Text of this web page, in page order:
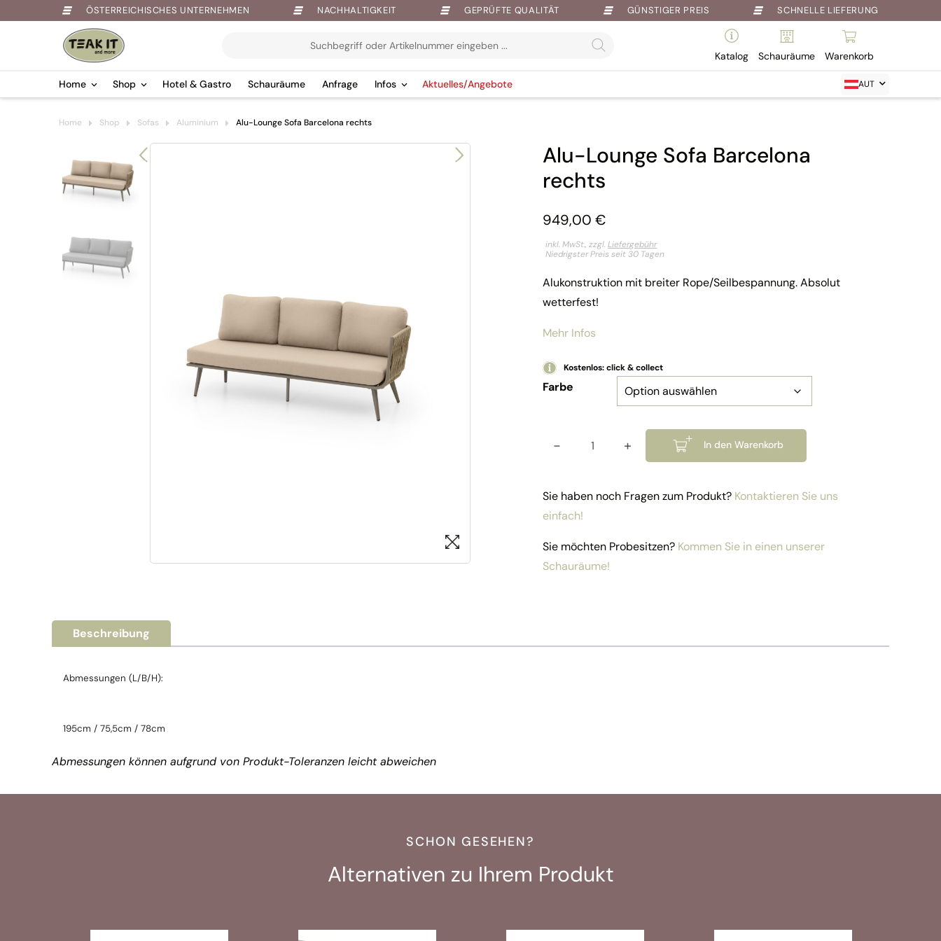
ÖSTERREICHISCHES UNTERNEHMEN NACHHALTIGKEIT GEPRÜFTE QUALITÄT GÜNSTIGER PREIS SCHNELLE LIEFERUNG
Katalog Schauräume Warenkorb
Home Shop Hotel & Gastro Schauräume Anfrage Infos Aktuelles/Angebote AUT
Home Shop Sofas Aluminium Alu-Lounge Sofa Barcelona rechts
Alu-Lounge Sofa Barcelona
rechts
949,00 €
inkl. MwSt., zzgl. Liefergebühr
Niedrigster Preis seit 30 Tagen
Alukonstruktion mit breiter Rope/Seilbespannung. Absolut
wetterfest!
Mehr Infos
Kostenlos: click & collect
Farbe
Alu-Lounge Sofa Barcelona rechts Menge
- + In den Warenkorb
Sie haben noch Fragen zum Produkt? Kontaktieren Sie uns
einfach!
Sie möchten Probesitzen? Kommen Sie in einen unserer
Schauräume!
Beschreibung
Abmessungen (L/B/H):
195cm / 75,5cm / 78cm
Abmessungen können aufgrund von Produkt-Toleranzen leicht abweichen
SCHON GESEHEN?
Alternativen zu Ihrem Produkt